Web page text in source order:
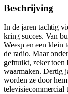
Beschrijving
In de jaren tachtig
kring succes. Van
Weesp en een klein
de radio. Maar
gefnuikt, zeker toen
waarmaken. Dertig
worden ze door
televisiecommercial